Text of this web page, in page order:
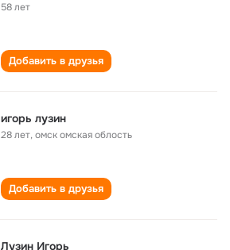
58 лет
Добавить в друзья
игорь лузин
28 лет,омск омская облость
Добавить в друзья
Лузин Игорь